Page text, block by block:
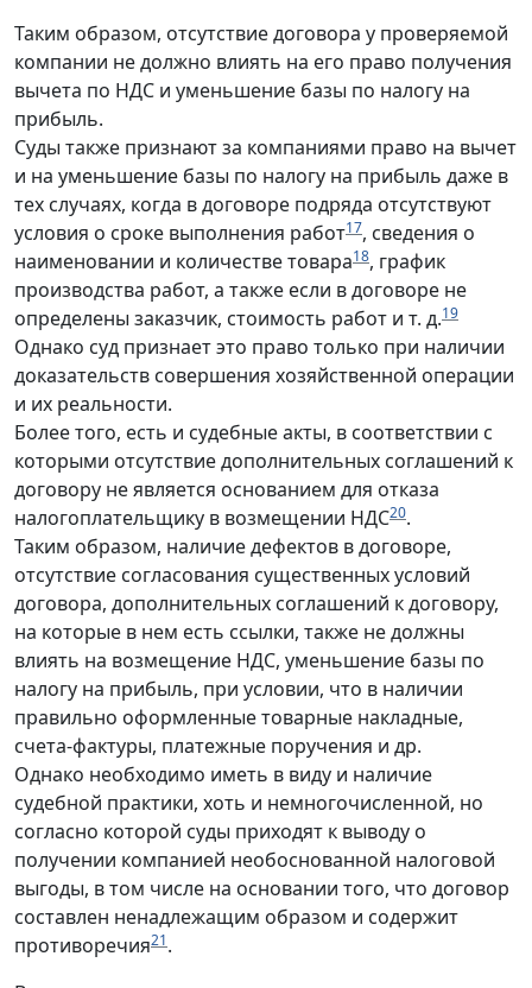
Таким образом, отсутствие договора у проверяемой
компании не должно влиять на его право получения
вычета по НДС и уменьшение базы по налогу на
прибыль.
Суды также признают за компаниями право на вычет
и на уменьшение базы по налогу на прибыль даже в
тех случаях, когда в договоре подряда отсутствуют
условия о сроке выполнения работ17, сведения о
наименовании и количестве товара18, график
производства работ, а также если в договоре не
определены заказчик, стоимость работ и т. д.19
Однако суд признает это право только при наличии
доказательств совершения хозяйственной операции
и их реальности.
Более того, есть и судебные акты, в соответствии с
которыми отсутствие дополнительных соглашений к
договору не является основанием для отказа
налогоплательщику в возмещении НДС20.
Таким образом, наличие дефектов в договоре,
отсутствие согласования существенных условий
договора, дополнительных соглашений к договору,
на которые в нем есть ссылки, также не должны
влиять на возмещение НДС, уменьшение базы по
налогу на прибыль, при условии, что в наличии
правильно оформленные товарные накладные,
счета-фактуры, платежные поручения и др.
Однако необходимо иметь в виду и наличие
судебной практики, хоть и немногочисленной, но
согласно которой суды приходят к выводу о
получении компанией необоснованной налоговой
выгоды, в том числе на основании того, что договор
составлен ненадлежащим образом и содержит
противоречия21.